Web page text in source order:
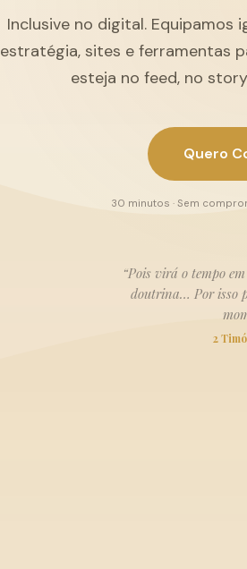
Inclusive no digital. Equipamos
estratégia, sites e ferramentas
esteja no feed, no
Quero
30 minutos · Sem
“Pois virá o tempo
doutrina… Por isso
2